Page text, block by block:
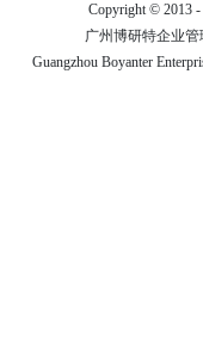
Copyright © 2013
广州博研特企业
Guangzhou Boyanter